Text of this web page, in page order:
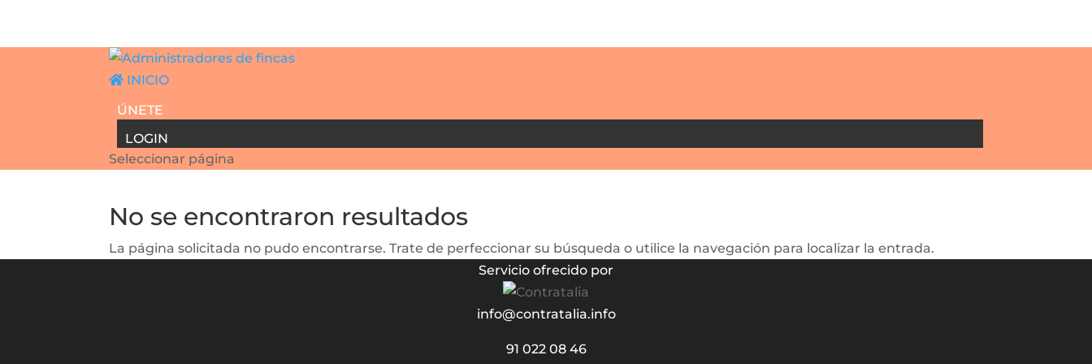
INICIO
ÚNETE
LOGIN
Seleccionar página
No se encontraron resultados
La página solicitada no pudo encontrarse. Trate de perfeccionar su búsqueda o utilice la navegación para localizar la entrada.
Servicio ofrecido por
info@contratalia.info
91 022 08 46